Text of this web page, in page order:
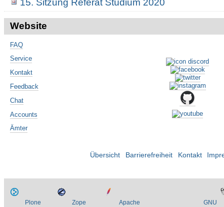
15. Sitzung Referat Studium 2020
Website
FAQ
Service
Kontakt
Feedback
Chat
Accounts
Ämter
Übersicht Barrierefreiheit Kontakt
Plone Zope Apache GNU